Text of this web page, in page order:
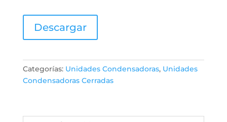
Descargar
Categorías: Unidades Condensadoras, Unidades
Condensadoras Cerradas